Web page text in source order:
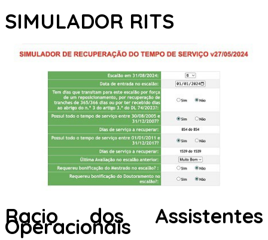
SIMULADOR RITS
Racio dos Assistentes
Operacionais